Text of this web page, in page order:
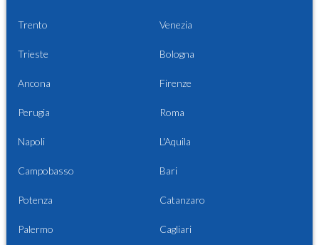
Trento Venezia
Trieste Bologna
Ancona Firenze
Perugia Roma
Napoli L'Aquila
Campobasso Bari
Potenza Catanzaro
Palermo Cagliari